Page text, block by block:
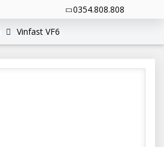
0354.808.808
Vinfast VF6